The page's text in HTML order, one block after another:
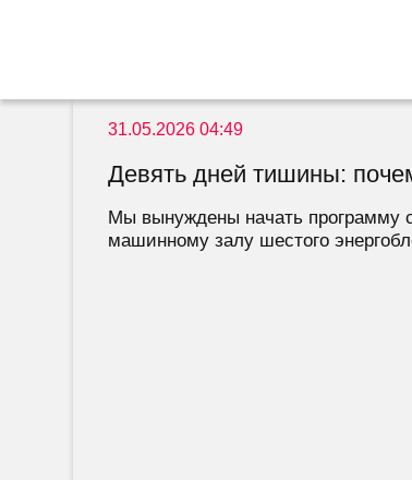
31.05.2026 04:49
Девять дней тишины:
Мы вынуждены начать программу
машинному залу шестого